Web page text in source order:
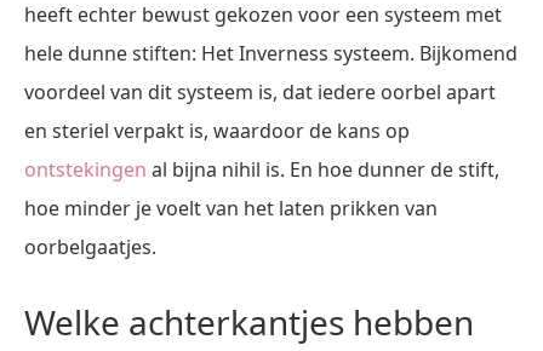
heeft echter bewust gekozen voor een systeem met
hele dunne stiften: Het Inverness systeem. Bijkomend
voordeel van dit systeem is, dat iedere oorbel apart
en steriel verpakt is, waardoor de kans op
ontstekingen al bijna nihil is. En hoe dunner de stift,
hoe minder je voelt van het laten prikken van
oorbelgaatjes.
Welke achterkantjes hebben